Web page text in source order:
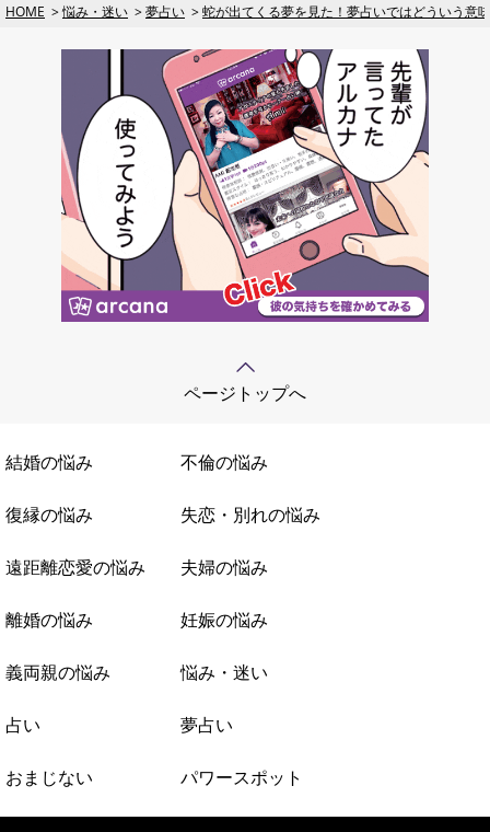
HOME 悩み・迷い 夢占い 蛇が出てくる夢を見た！夢占いではどういう意
ページトップへ
結婚の悩み 不倫の悩み
復縁の悩み 失恋・別れの悩み
遠距離恋愛の悩み 夫婦の悩み
離婚の悩み 妊娠の悩み
義両親の悩み 悩み・迷い
占い 夢占い
おまじない パワースポット